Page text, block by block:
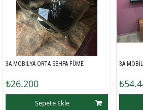
3A MOBİLYA ORTA SEHPA FÜME
₺26.200
Sepete Ekle
3A